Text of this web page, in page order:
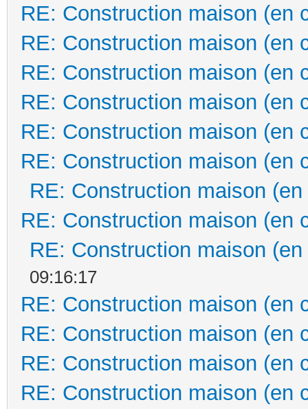
RE: Construction maison (en
RE: Construction maison (en
RE: Construction maison (en
RE: Construction maison (en
RE: Construction maison (en
RE: Construction maison (en
RE: Construction maison
RE: Construction maison (en
RE: Construction maison
09:16:17
RE: Construction maison (en
RE: Construction maison (en
RE: Construction maison (en
RE: Construction maison (en